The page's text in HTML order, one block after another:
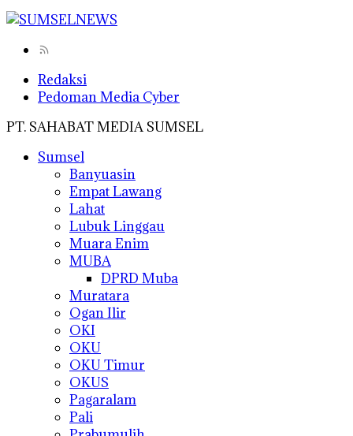
Redaksi
Pedoman Media Cyber
PT. SAHABAT MEDIA SUMSEL
Sumsel
Banyuasin
Empat Lawang
Lahat
Lubuk Linggau
Muara Enim
MUBA
DPRD Muba
Muratara
Ogan Ilir
OKI
OKU
OKU Timur
OKUS
Pagaralam
Pali